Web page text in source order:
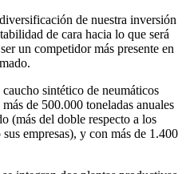
de nuestra inversión
de cara hacia lo que será
un competidor más presente en
sintético de neumáticos
de 500.000 toneladas anuales
(más del doble respecto a los
empresas), y con más de 1.400